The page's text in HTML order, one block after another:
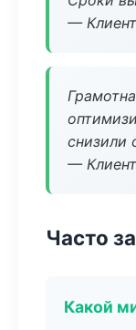
—
снизили
—
Часто
Какой